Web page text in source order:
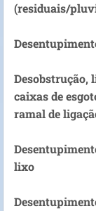
(residuais/
Desobstrução,
caixas de
ramal de
lixo